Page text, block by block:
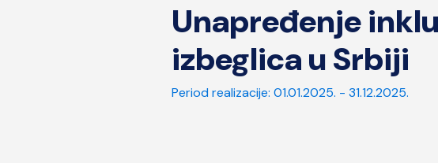
Unapređenje
izbeglica u Srbiji
Period realizacije: 01.01.2025. - 31.12.2025.